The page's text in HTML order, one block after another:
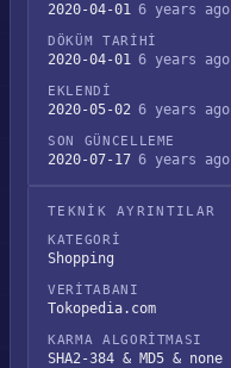
2020-04-01 6 years ago
DÖKÜM TARIHI
2020-04-01 6 years ago
EKLENDI
2020-05-02 6 years ago
SON GÜNCELLEME
2020-07-17 6 years ago
TEKNIK AYRINTILAR
KATEGORI
Shopping
VERITABANI
Tokopedia.com
KARMA ALGORITMASI
SHA2-384 & MD5 & none